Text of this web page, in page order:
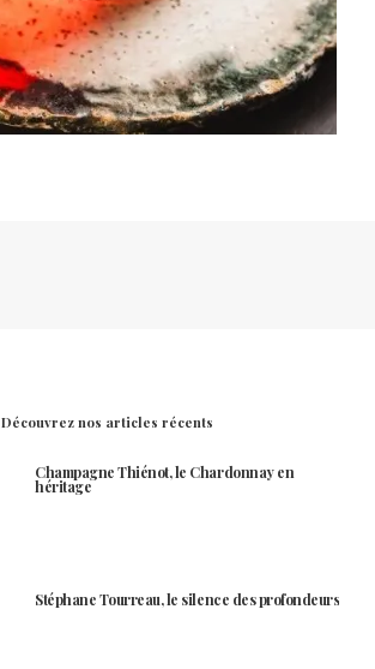
Découvrez nos articles récents
Champagne Thiénot, le Chardonnay en
héritage
Stéphane Tourreau, le silence des profondeurs